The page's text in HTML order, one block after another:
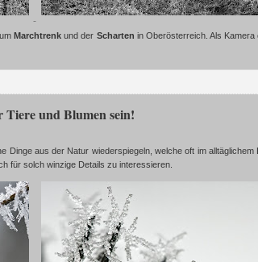
Marchtrenk und der Scharten in Oberösterreich. Als Kamera
und Blumen sein!
Dinge aus der Natur wiederspiegeln, welche oft im alltäglichem
für solch winzige Details zu interessieren.